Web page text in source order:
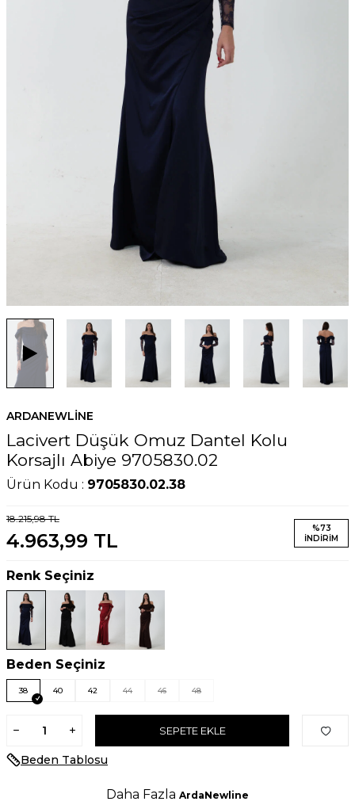
ARDANEWLINE
Lacivert Düşük Omuz Dantel Kolu
Korsajlı Abiye 9705830.02
Ürün Kodu : 9705830.02.38
18.215,98TL
4.963,99 TL
%73
İNDIRIM
Renk Seçiniz
Beden Seçiniz
38 40 42 44 46 48
SEPETE EKLE
Beden Tablosu
Daha Fazla ArdaNewline